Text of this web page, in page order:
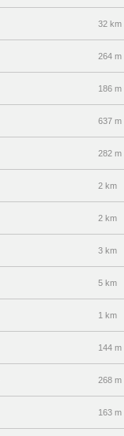
32 km
264 m
186 m
637 m
282 m
2 km
2 km
3 km
5 km
1 km
144 m
268 m
163 m